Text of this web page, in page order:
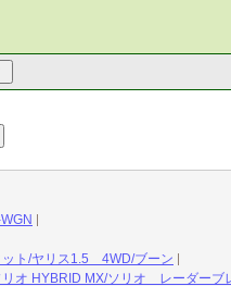
ット/ヤリス1.5 4WD/ブーン
オ HYBRID MX/ソリオ レーダーブ